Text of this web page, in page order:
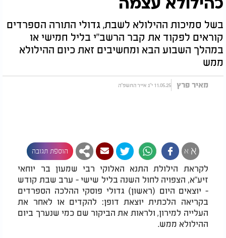
בשל סמיכות ההילולא לשבת, גדולי התורה הספרדים
קוראים לפקוד את קבר הרשב"י בליל חמישי או
במהלך השבוע הבא ומחשיבים זאת כיום ההילולא
ממש
מאיר פרץ 11.05.25 י"ג אייר התשפ"ה
א א הוספת תגובה
לקראת הילולת התנא האלוקי רבי שמעון בר יוחאי
זיע"א, הצפויה לחול השנה בליל שישי - ערב שבת קודש
- יוצאים היום (ראשון) גדולי פוסקי ההלכה הספרדים
בקריאה הלכתית יוצאת דופן: להקדים או לאחר את
העלייה למירון, ולראות את הביקור שם כמי שנערך ביום
ההילולא ממש.